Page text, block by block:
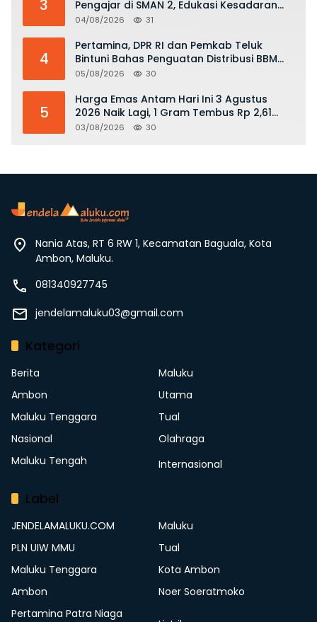
3
Pengajar di SMAN 2, Edukasi Kesadaran
Hukum dan Stop Kekerasan
04/08/2026 31
4
Pertamina, DPR RI dan Pemkab Teluk
Bintuni Bahas Penguatan Distribusi BBM
dan LPG
05/08/2026 30
5
Harga Emas Antam Hari Ini 3 Agustus
2026 Naik Lagi, 1 Gram Tembus Rp 2,61
Juta
03/08/2026 30
Nania Atas, RT 6 RW 1, Kecamatan Baguala, Kota
Ambon, Maluku.
081340927745
jendelamaluku03@gmail.com
Kategori
Berita
Maluku
Ambon
Utama
Maluku Tenggara
Tual
Nasional
Olahraga
Maluku Tengah
Internasional
Label
JENDELAMALUKU.COM
Maluku
PLN UIW MMU
Tual
Maluku Tenggara
Kota Ambon
Ambon
Noer Soeratmoko
Pertamina Patra Niaga